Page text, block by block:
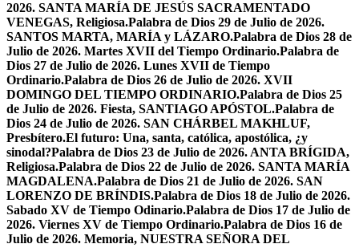
2026. SANTA MARÍA DE JESÚS SACRAMENTADO
VENEGAS, Religiosa.Palabra de Dios 29 de Julio de 2026.
SANTOS MARTA, MARÍA y LÁZARO.Palabra de Dios 28 de
Julio de 2026. Martes XVII del Tiempo Ordinario.Palabra de
Dios 27 de Julio de 2026. Lunes XVII de Tiempo
Ordinario.Palabra de Dios 26 de Julio de 2026. XVII
DOMINGO DEL TIEMPO ORDINARIO.Palabra de Dios 25
de Julio de 2026. Fiesta, SANTIAGO APÓSTOL.Palabra de
Dios 24 de Julio de 2026. SAN CHÁRBEL MAKHLUF,
Presbítero.El futuro: Una, santa, católica, apostólica, ¿y
sinodal?Palabra de Dios 23 de Julio de 2026. ANTA BRÍGIDA,
Religiosa.Palabra de Dios 22 de Julio de 2026. SANTA MARÍA
MAGDALENA.Palabra de Dios 21 de Julio de 2026. SAN
LORENZO DE BRÍNDIS.Palabra de Dios 18 de Julio de 2026.
Sabado XV de Tiempo Odinario.Palabra de Dios 17 de Julio de
2026. Viernes XV de Tiempo Ordinario.Palabra de Dios 16 de
Julio de 2026. Memoria, NUESTRA SEÑORA DEL